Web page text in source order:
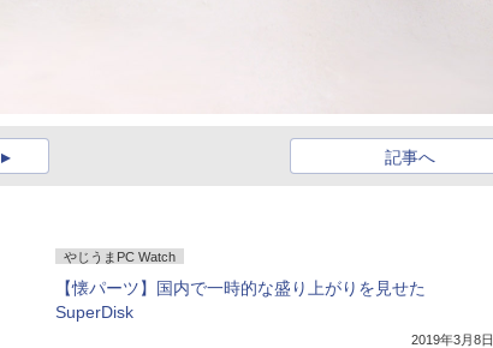
記事へ
やじうまPC Watch
【懐パーツ】国内で一時的な盛り上がりを見せた
SuperDisk
2019年3月8日